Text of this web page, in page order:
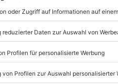
www.mydays.de/einloesen
und
Wert deines Gutscheins
Wenn noch etwas